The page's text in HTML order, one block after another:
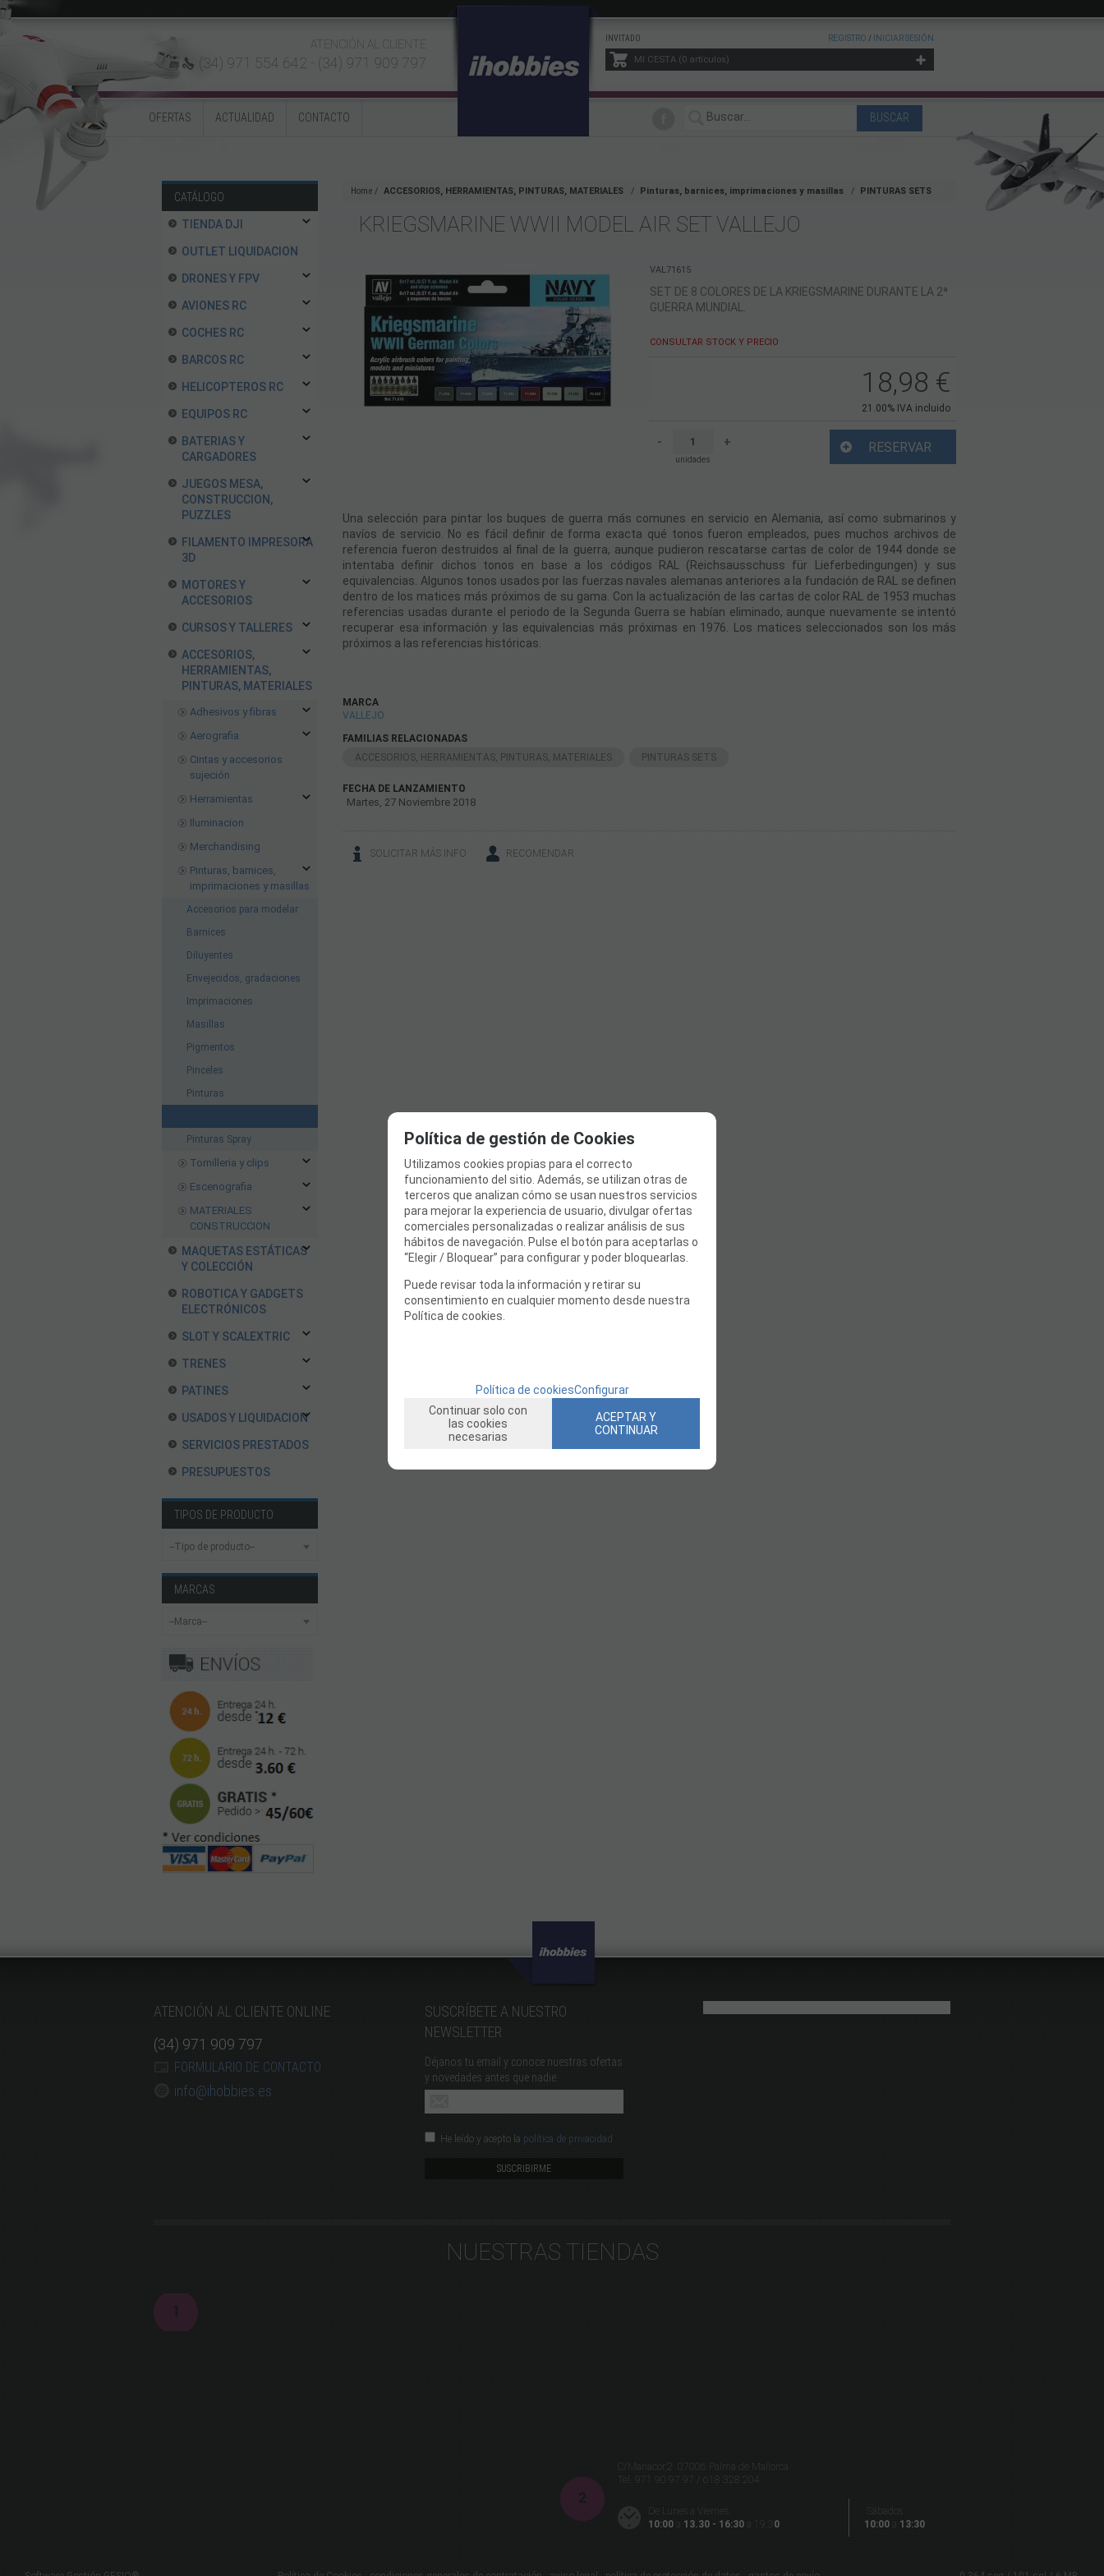
ATENCIÓN AL CLIENTE
(34) 971 554 642 - (34) 971 909 797
INVITADO REGISTRO / INICIAR SESIÓN
MI CESTA 0 artículos
OFERTAS ACTUALIDAD CONTACTO
CATÁLOGO
TIENDA DJI
OUTLET LIQUIDACION
DRONES Y FPV
AVIONES RC
COCHES RC
BARCOS RC
HELICOPTEROS RC
EQUIPOS RC
BATERIAS Y
CARGADORES
JUEGOS MESA,
CONSTRUCCION,
PUZZLES
FILAMENTO IMPRESORA
3D
MOTORES Y
ACCESORIOS
CURSOS Y TALLERES
ACCESORIOS,
HERRAMIENTAS,
PINTURAS, MATERIALES
Adhesivos y fibras
Aerografia
Cintas y accesorios
sujeción
Herramientas
Iluminacion
Merchandising
Pinturas, barnices,
imprimaciones y masillas
Accesorios para modelar
Barnices
Diluyentes
Envejecidos, gradaciones
Imprimaciones
Masillas
Pigmentos
Pinceles
Pinturas
Pinturas Spray
Tornilleria y clips
Escenografia
MATERIALES
CONSTRUCCION
MAQUETAS ESTÁTICAS
Y COLECCIÓN
ROBOTICA Y GADGETS
ELECTRÓNICOS
SLOT Y SCALEXTRIC
TRENES
PATINES
USADOS Y LIQUIDACION
SERVICIOS PRESTADOS
PRESUPUESTOS
TIPOS DE PRODUCTO
MARCAS
Home ACCESORIOS, HERRAMIENTAS, PINTURAS, MATERIALES Pinturas, barnices, imprimaciones y masillas PINTURAS SETS
KRIEGSMARINE WWII MODEL AIR SET VALLEJO
VAL71615
SET DE 8 COLORES DE LA KRIEGSMARINE DURANTE LA 2ª
GUERRA MUNDIAL.
CONSULTAR STOCK Y PRECIO
18,98 €
21.00% IVA incluido
-
unidades
+ RESERVAR
Una selección para pintar los buques de guerra más comunes en servicio en Alemania, así como submarinos y
navíos de servicio. No es fácil definir de forma exacta qué tonos fueron empleados, pues muchos archivos de
referencia fueron destruidos al final de la guerra, aunque pudieron rescatarse cartas de color de 1944 donde se
intentaba definir dichos tonos en base a los códigos RAL (Reichsausschuss für Lieferbedingungen) y sus
equivalencias. Algunos tonos usados por las fuerzas navales alemanas anteriores a la fundación de RAL se definen
dentro de los matices más próximos de su gama. Con la actualización de las cartas de color RAL de 1953 muchas
referencias usadas durante el periodo de la Segunda Guerra se habían eliminado, aunque nuevamente se intentó
recuperar esa información y las equivalencias más próximas en 1976. Los matices seleccionados son los más
próximos a las referencias históricas.
MARCA
VALLEJO
FAMILIAS RELACIONADAS
ACCESORIOS, HERRAMIENTAS, PINTURAS, MATERIALES
PINTURAS SETS
FECHA DE LANZAMIENTO
Martes, 27 Noviembre 2018
SOLICITAR MÁS INFO RECOMENDAR
ATENCIÓN AL CLIENTE ONLINE
(34) 971 909 797
FORMULARIO DE CONTACTO
info@ihobbies.es
SUSCRÍBETE A NUESTRO
NEWSLETTER
Déjanos tu email y conoce nuestras ofertas
y novedades antes que nadie.
He leído y acepto la política de privacidad
NUESTRAS TIENDAS
C/Manacor,2 07006 Palma de Mallorca
971 90 97 97 / 618 328 204
De Lunes a Viernes
10:00a 13.30 - 16:30a 19.3 0
Sábados
10:00a 13:30
Política de gestión de Cookies
Utilizamos cookies propias para el correcto
funcionamiento del sitio. Además, se utilizan otras de
terceros que analizan cómo se usan nuestros servicios
para mejorar la experiencia de usuario, divulgar ofertas
comerciales personalizadas o realizar análisis de sus
hábitos de navegación. Pulse el botón para aceptarlas o
“Elegir / Bloquear” para configurar y poder bloquearlas.
Puede revisar toda la información y retirar su
consentimiento en cualquier momento desde nuestra
Política de cookies.
Política de cookiesConfigurar
Continuar solo con
las cookies
necesarias
ACEPTAR Y
CONTINUAR